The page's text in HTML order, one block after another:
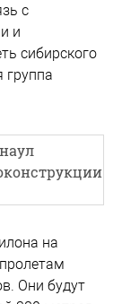
с
и
сибирского
группа
на
Они будут